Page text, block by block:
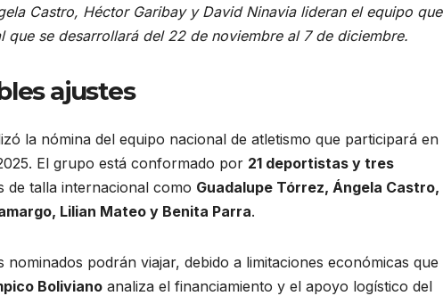
Castro, Héctor Garibay y David Ninavia lideran el equipo que
que se desarrollará del 22 de noviembre al 7 de diciembre.
ajustes
la nómina del equipo nacional de atletismo que participará en
El grupo está conformado por 21 deportistas y tres
de talla internacional como Guadalupe Tórrez, Ángela Castro,
Lilian Mateo y Benita Parra.
podrán viajar, debido a limitaciones económicas que
Boliviano analiza el financiamiento y el apoyo logístico del